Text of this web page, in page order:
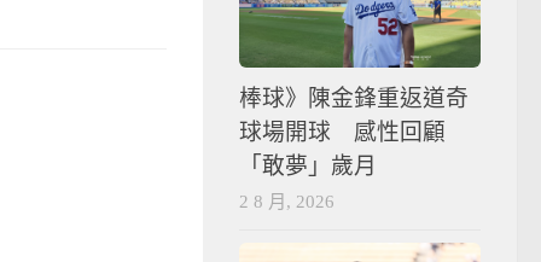
棒球》陳金鋒重返道奇
球場開球 感性回顧
「敢夢」歲月
2 8 月, 2026